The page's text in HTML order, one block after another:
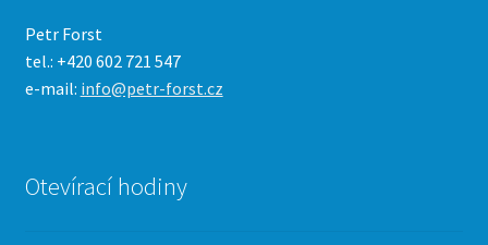
Petr Forst
tel.: +420 602 721 547
e-mail: info@petr-forst.cz
Otevírací hodiny